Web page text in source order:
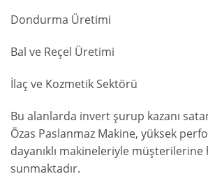
Dondurma Üretimi
Bal ve Reçel Üretimi
İlaç ve Kozmetik Sektörü
Bu alanlarda invert şurup kazanı
Özas Paslanmaz Makine, yüksek
dayanıklı makineleriyle müşterilerine
sunmaktadır.